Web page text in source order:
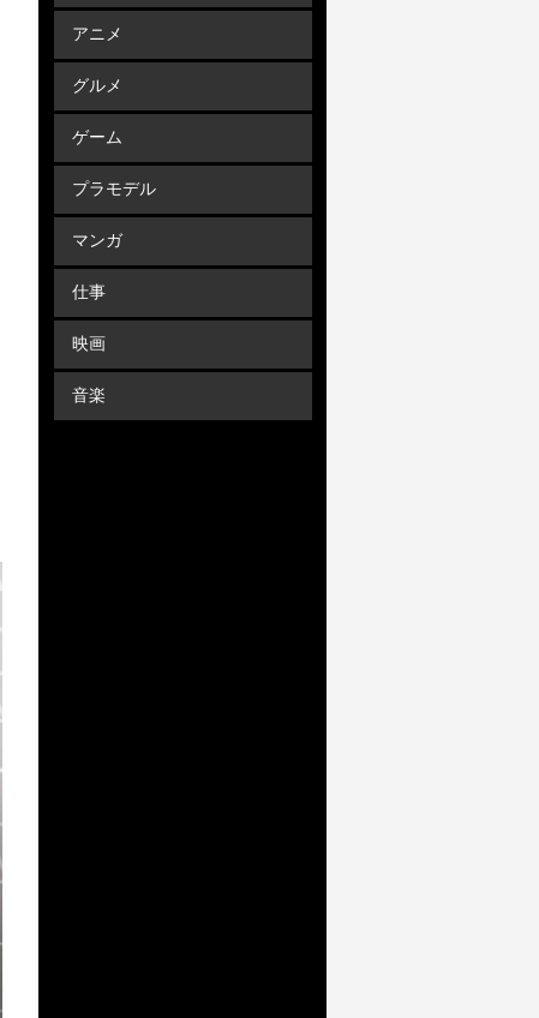
アニメ
グルメ
ゲーム
プラモデル
マンガ
仕事
映画
音楽